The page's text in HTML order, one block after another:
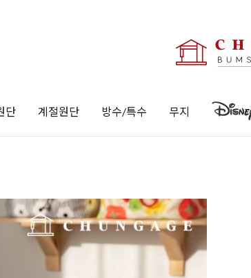
단 계절원단 방수/특수 무지